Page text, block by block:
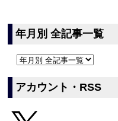
年月別 全記事一覧
アカウント・RSS